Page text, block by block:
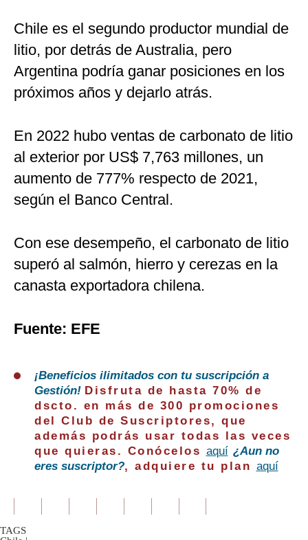
Chile es el segundo productor mundial de
litio, por detrás de Australia, pero
Argentina podría ganar posiciones en los
próximos años y dejarlo atrás.
En 2022 hubo ventas de carbonato de litio
al exterior por US$ 7,763 millones, un
aumento de 777% respecto de 2021,
según el Banco Central.
Con ese desempeño, el carbonato de litio
superó al salmón, hierro y cerezas en la
canasta exportadora chilena.
Fuente: EFE
¡Beneficios ilimitados con tu suscripción a
Gestión! Disfruta de hasta 70% de
dscto. en más de 300 promociones
del Club de Suscriptores, que
además podrás usar todas las veces
que quieras. Conócelos aquí ¿Aun no
eres suscriptor?, adquiere tu plan aquí
TAGS